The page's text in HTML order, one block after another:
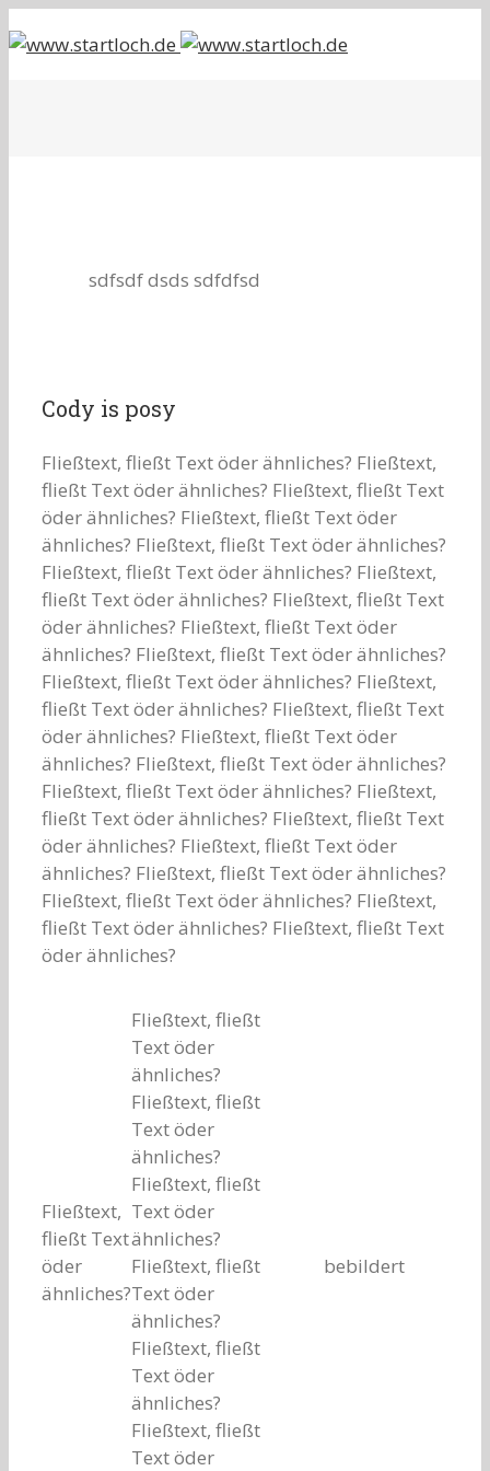
sdfsdfdsds sdfdfsd
Cody is posy
Fließtext, fließt Text öder ähnliches? Fließtext,
fließt Text öder ähnliches? Fließtext, fließt Text
öder ähnliches? Fließtext, fließt Text öder
ähnliches? Fließtext, fließt Text öder ähnliches?
Fließtext, fließt Text öder ähnliches? Fließtext,
fließt Text öder ähnliches? Fließtext, fließt Text
öder ähnliches? Fließtext, fließt Text öder
ähnliches? Fließtext, fließt Text öder ähnliches?
Fließtext, fließt Text öder ähnliches? Fließtext,
fließt Text öder ähnliches? Fließtext, fließt Text
öder ähnliches? Fließtext, fließt Text öder
ähnliches? Fließtext, fließt Text öder ähnliches?
Fließtext, fließt Text öder ähnliches? Fließtext,
fließt Text öder ähnliches? Fließtext, fließt Text
öder ähnliches? Fließtext, fließt Text öder
ähnliches? Fließtext, fließt Text öder ähnliches?
Fließtext, fließt Text öder ähnliches? Fließtext,
fließt Text öder ähnliches? Fließtext, fließt Text
öder ähnliches?
Fließtext,
fließt Text
öder
ähnliches?
Fließtext, fließt
Text öder
ähnliches?
Fließtext, fließt
Text öder
ähnliches?
Fließtext, fließt
Text öder
ähnliches?
Fließtext, fließt
Text öder
ähnliches?
Fließtext, fließt
Text öder
ähnliches?
Fließtext, fließt
Text öder
bebildert